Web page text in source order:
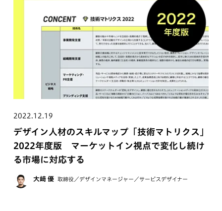
2022.12.19
デザイン人材のスキルマップ「技術マトリクス」
2022年度版 マーケットイン視点で変化し続け
る市場に対応する
大﨑 優 取締役／デザインマネージャー／サービスデザイナー